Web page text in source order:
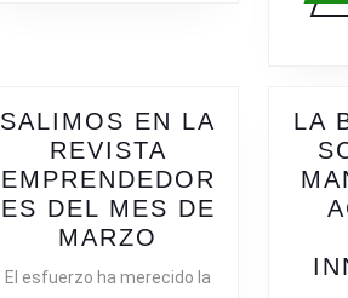
SALIMOS EN LA
REVISTA
EMPRENDEDOR
ES DEL MES DE
MARZO
EN
El esfuerzo ha merecido la
LA